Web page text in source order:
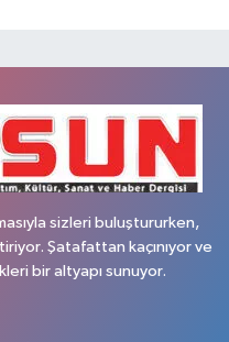
sizleri buluştururken,
Şatafattan kaçınıyor ve
bir altyapı sunuyor.